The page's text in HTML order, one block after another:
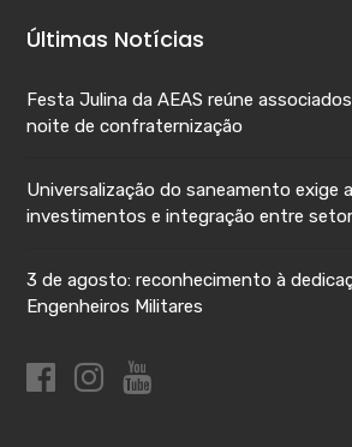
Últimas Notícias
Festa Julina da AEAS reúne
noite de confraternização
Universalização do saneamento exige
investimentos e integração entre
3 de agosto: reconhecimento à
Engenheiros Militares